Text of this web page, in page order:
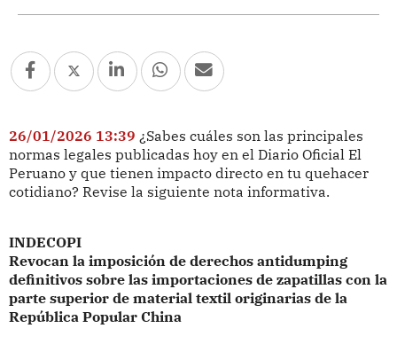
26/01/2026 13:39 ¿Sabes cuáles son las principales
normas legales publicadas hoy en el Diario Oficial El
Peruano y que tienen impacto directo en tu quehacer
cotidiano? Revise la siguiente nota informativa.
INDECOPI
Revocan la imposición de derechos antidumping
definitivos sobre las importaciones de zapatillas con la
parte superior de material textil originarias de la
República Popular China